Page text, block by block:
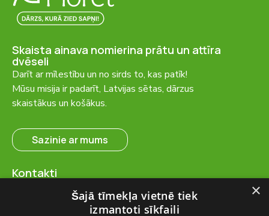
Skaista ainava nomierina prātu un attīra
dvēseli
Darīt ar mīlestību un no sirds to, kas patīk!
Mūsu misija ir padarīt, Latvijas sētas, dārzus
skaistākus un košākus.
Sazinie ar mums
Kontakti
Ventspils nov., Ugāles pag.,
×
Šajā tīmekļa vietnē tiek
izmantoti sīkfaili